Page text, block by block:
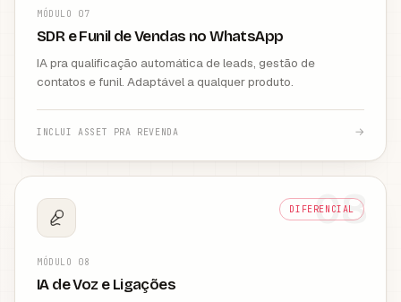
MÓDULO 07
SDR e Funil de Vendas no WhatsApp
IA pra qualificação automática de leads, gestão de
contatos e funil. Adaptável a qualquer produto.
INCLUI ASSET PRA REVENDA →
08
DIFERENCIAL
MÓDULO 08
IA de Voz e Ligações